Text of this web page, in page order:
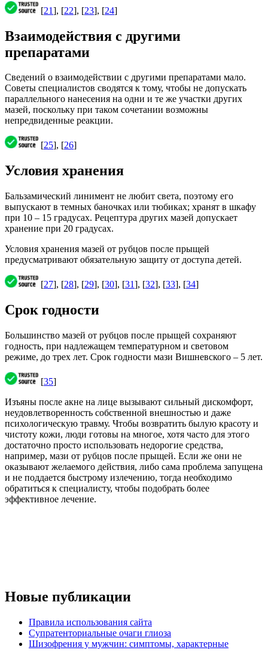
[21], [22], [23], [24]
Взаимодействия с другими
препаратами
Сведений о взаимодействии с другими препаратами мало.
Советы специалистов сводятся к тому, чтобы не допускать
параллельного нанесения на одни и те же участки других
мазей, поскольку при таком сочетании возможны
непредвиденные реакции.
[25], [26]
Условия хранения
Бальзамический линимент не любит света, поэтому его
выпускают в темных баночках или тюбиках; хранят в шкафу
при 10 – 15 градусах. Рецептура других мазей допускает
хранение при 20 градусах.
Условия хранения мазей от рубцов после прыщей
предусматривают обязательную защиту от доступа детей.
[27], [28], [29], [30], [31], [32], [33], [34]
Срок годности
Большинство мазей от рубцов после прыщей сохраняют
годность, при надлежащем температурном и световом
режиме, до трех лет. Срок годности мази Вишневского – 5 лет.
[35]
Изъяны после акне на лице вызывают сильный дискомфорт,
неудовлетворенность собственной внешностью и даже
психологическую травму. Чтобы возвратить былую красоту и
чистоту кожи, люди готовы на многое, хотя часто для этого
достаточно просто использовать недорогие средства,
например, мази от рубцов после прыщей. Если же они не
оказывают желаемого действия, либо сама проблема запущена
и не поддается быстрому излечению, тогда необходимо
обратиться к специалисту, чтобы подобрать более
эффективное лечение.
Новые публикации
Правила использования сайта
Супратенториальные очаги глиоза
Шизофрения у мужчин: симптомы, характерные